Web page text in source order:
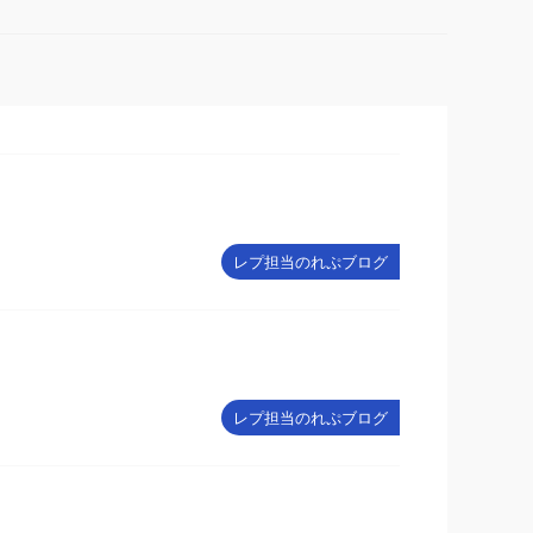
レプ担当のれぷブログ
レプ担当のれぷブログ